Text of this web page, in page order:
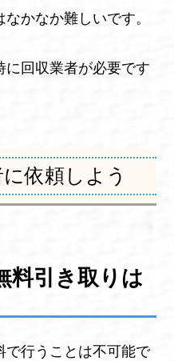
かなか難しいです。
に回収業者が必要です
依頼しよう
料引き取りは
で行うことは不可能で